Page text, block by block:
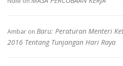
Ambar on Baru: Peraturan Menteri
2016 Tentang Tunjangan Hari Raya